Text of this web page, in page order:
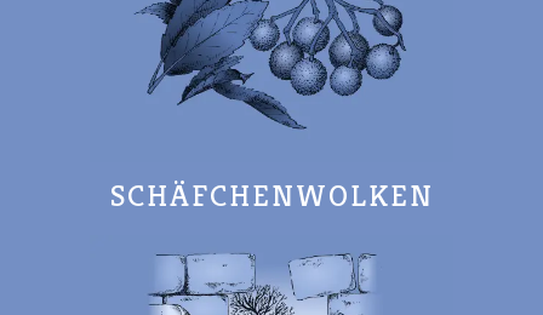
SCHÄFCHENWOLKEN